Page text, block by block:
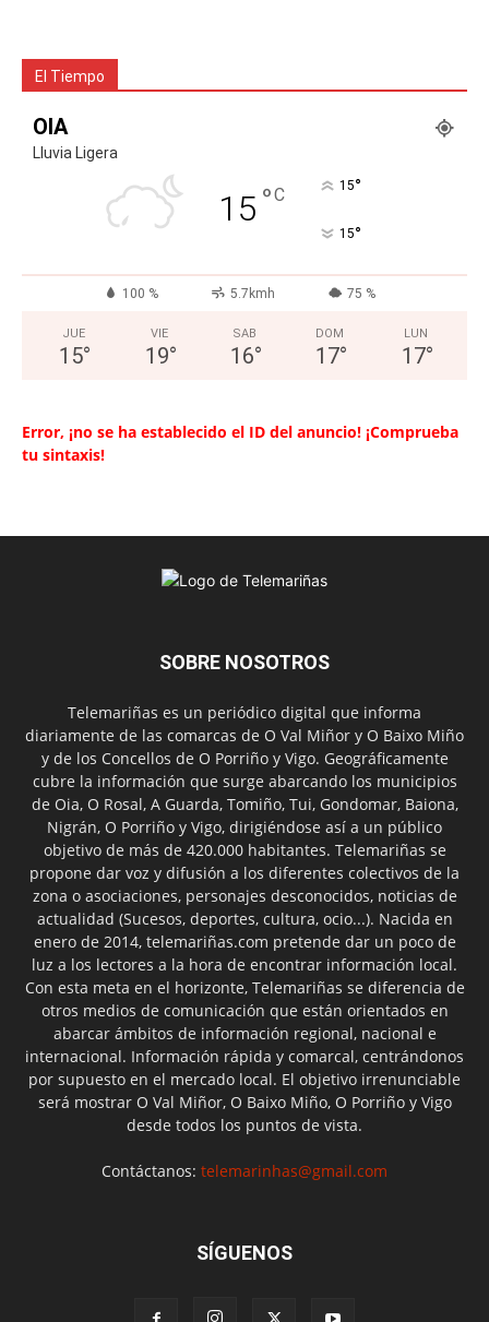
El Tiempo
OIA
Lluvia Ligera
15 °C 15°
15°
100 % 5.7kmh 75 %
JUE
15°
VIE
19°
SAB
16°
DOM
17°
LUN
17°
Error, ¡no se ha establecido el ID del anuncio! ¡Comprueba
tu sintaxis!
SOBRE NOSOTROS
Telemariñas es un periódico digital que informa
diariamente de las comarcas de O Val Miñor y O Baixo Miño
y de los Concellos de O Porriño y Vigo. Geográficamente
cubre la información que surge abarcando los municipios
de Oia, O Rosal, A Guarda, Tomiño, Tui, Gondomar, Baiona,
Nigrán, O Porriño y Vigo, dirigiéndose así a un público
objetivo de más de 420.000 habitantes. Telemariñas se
propone dar voz y difusión a los diferentes colectivos de la
zona o asociaciones, personajes desconocidos, noticias de
actualidad (Sucesos, deportes, cultura, ocio...). Nacida en
enero de 2014, telemariñas.com pretende dar un poco de
luz a los lectores a la hora de encontrar información local.
Con esta meta en el horizonte, Telemariñas se diferencia de
otros medios de comunicación que están orientados en
abarcar ámbitos de información regional, nacional e
internacional. Información rápida y comarcal, centrándonos
por supuesto en el mercado local. El objetivo irrenunciable
será mostrar O Val Miñor, O Baixo Miño, O Porriño y Vigo
desde todos los puntos de vista.
Contáctanos: telemarinhas@gmail.com
SÍGUENOS